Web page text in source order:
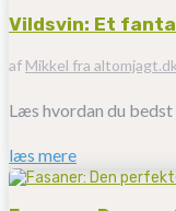
Vildsvin: Et
af Mikkel fra
Læs hvordan du
læs mere